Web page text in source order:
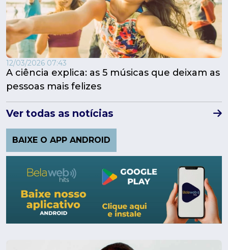
12/03/2026 07:43
A ciência explica: as 5 músicas que deixam as
pessoas mais felizes
Ver todas as notícias
BAIXE O APP ANDROID